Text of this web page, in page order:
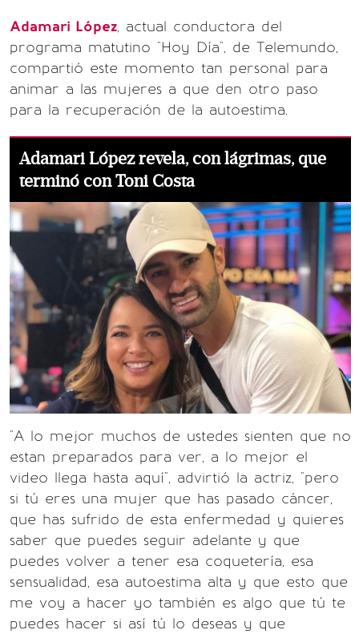
Adamari López, actual conductora del
programa matutino "Hoy Día", de Telemundo,
compartió este momento tan personal para
animar a las mujeres a que den otro paso
para la recuperación de la autoestima.
Adamari López revela, con lágrimas, que
terminó con Toni Costa
"A lo mejor muchos de ustedes sienten que no
estan preparados para ver, a lo mejor el
video llega hasta aquí", advirtió la actriz, "pero
si tú eres una mujer que has pasado cáncer,
que has sufrido de esta enfermedad y quieres
saber que puedes seguir adelante y que
puedes volver a tener esa coquetería, esa
sensualidad, esa autoestima alta y que esto que
me voy a hacer yo también es algo que tú te
puedes hacer si así tú lo deseas y que